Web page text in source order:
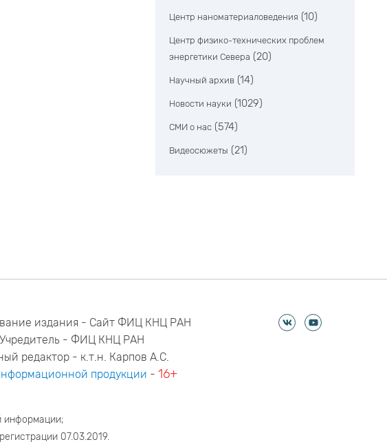
Центр наноматериаловедения (10)
Центр физико-технических проблем
энергетики Севера (20)
Научный архив (14)
Новости науки (1029)
СМИ о нас (574)
Видеосюжеты (21)
издания - Сайт ФИЦ КНЦ РАН
Учредитель - ФИЦ КНЦ РАН
редактор - к.т.н. Карпов А.С.
продукции -16+
информации;
07.03.2019.